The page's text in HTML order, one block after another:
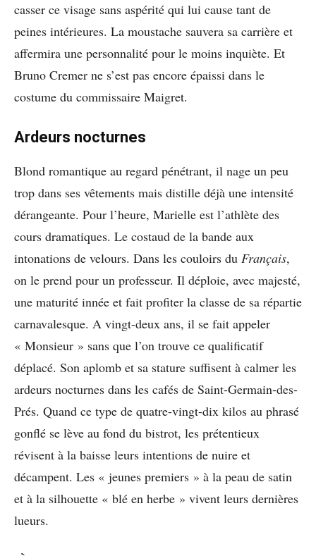
casser ce visage sans aspérité qui lui cause tant de
peines intérieures. La moustache sauvera sa carrière et
affermira une personnalité pour le moins inquiète. Et
Bruno Cremer ne s’est pas encore épaissi dans le
costume du commissaire Maigret.
Ardeurs nocturnes
Blond romantique au regard pénétrant, il nage un peu
trop dans ses vêtements mais distille déjà une intensité
dérangeante. Pour l’heure, Marielle est l’athlète des
cours dramatiques. Le costaud de la bande aux
intonations de velours. Dans les couloirs du Français,
on le prend pour un professeur. Il déploie, avec majesté,
une maturité innée et fait profiter la classe de sa répartie
carnavalesque. A vingt-deux ans, il se fait appeler
« Monsieur » sans que l’on trouve ce qualificatif
déplacé. Son aplomb et sa stature suffisent à calmer les
ardeurs nocturnes dans les cafés de Saint-Germain-des-
Prés. Quand ce type de quatre-vingt-dix kilos au phrasé
gonflé se lève au fond du bistrot, les prétentieux
révisent à la baisse leurs intentions de nuire et
décampent. Les « jeunes premiers » à la peau de satin
et à la silhouette « blé en herbe » vivent leurs dernières
lueurs.